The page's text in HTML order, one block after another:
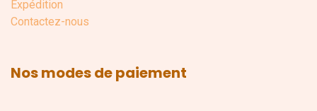
Expédition
Contactez-nous
Nos modes de paiement